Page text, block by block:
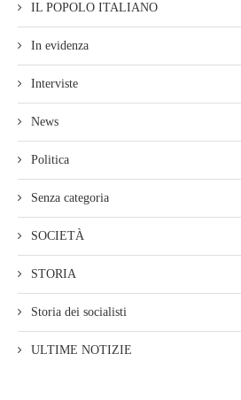
IL POPOLO ITALIANO
In evidenza
Interviste
News
Politica
Senza categoria
SOCIETÀ
STORIA
Storia dei socialisti
ULTIME NOTIZIE